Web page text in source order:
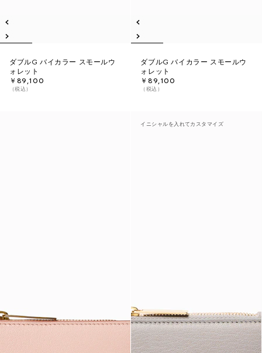
ダブルG バイカラー スモールウ
ォレット
￥89,100
（税込）
ダブルG バイカラー スモールウ
ォレット
￥89,100
（税込）
イニシャルを入れてカスタマイズ